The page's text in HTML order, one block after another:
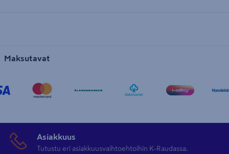
Maksutavat
Asiakkuus
Tutustu eri asiakkuusvaihtoehtoihin K-Raudassa.